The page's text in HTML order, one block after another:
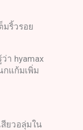
มริ้วรอย
า hyamax
กแก้มเพิ่ม
ยวอลุ่มใน